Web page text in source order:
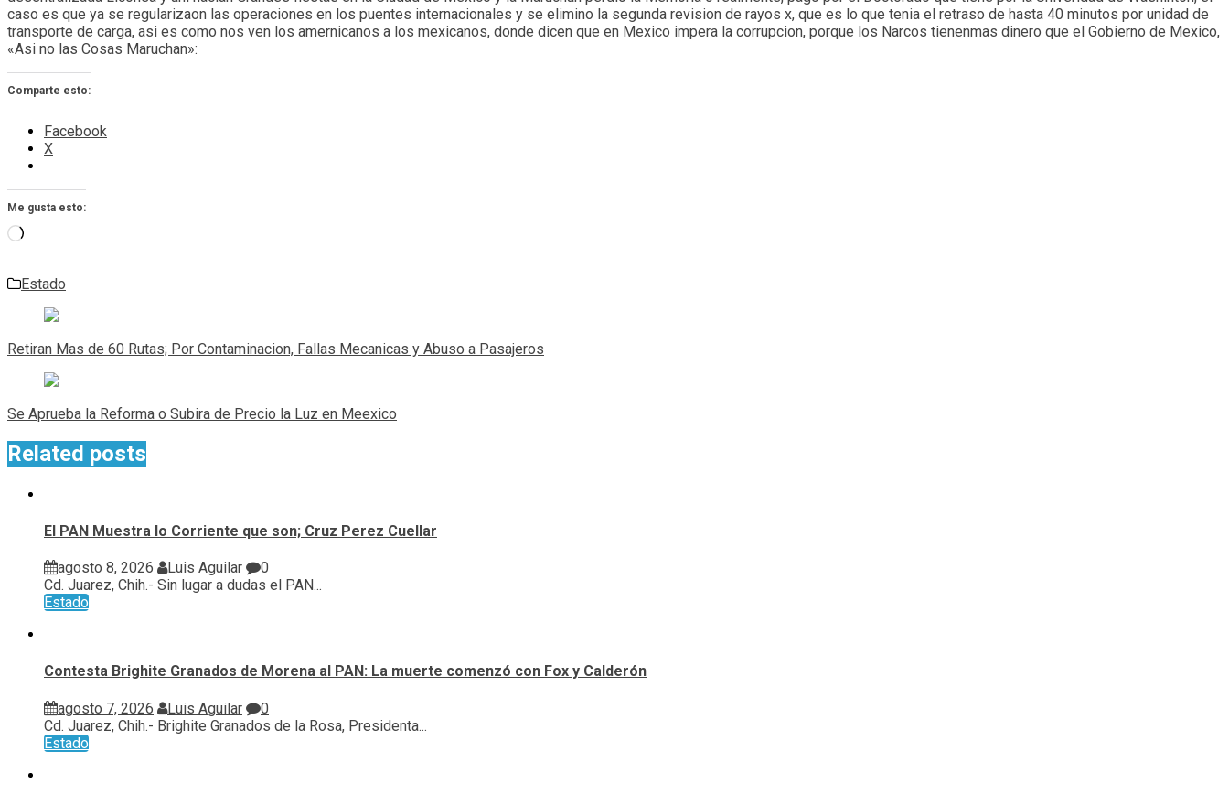
caso es que ya se regularizaon las operaciones en los puentes internacionales y se elimino la segunda revision de rayos x, que es lo que tenia el retraso de hasta 40 minutos por unidad de
transporte de carga, asi es como nos ven los amernicanos a los mexicanos, donde dicen que en Mexico impera la corrupcion, porque los Narcos tienenmas dinero que el Gobierno de Mexico,
«Asi no las Cosas Maruchan»:
Comparte esto:
Facebook
X
Me gusta esto:
Cargando...
Estado
Navegación
de
entradas
Retiran Mas de 60 Rutas; Por Contaminacion, Fallas Mecanicas y Abuso a Pasajeros
Se Aprueba la Reforma o Subira de Precio la Luz en Meexico
Related posts
El PAN Muestra lo Corriente que son; Cruz Perez Cuellar
agosto 8, 2026 Luis Aguilar
0
Cd. Juarez, Chih.- Sin lugar a dudas el PAN...
Estado
Contesta Brighite Granados de Morena al PAN: La muerte comenzó con Fox y Calderón
agosto 7, 2026 Luis Aguilar
0
Cd. Juarez, Chih.- Brighite Granados de la Rosa, Presidenta...
Estado